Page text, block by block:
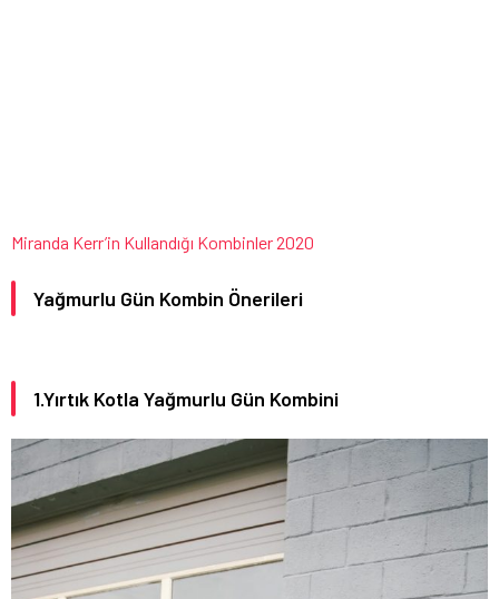
Miranda Kerr’in Kullandığı Kombinler 2020
Yağmurlu Gün Kombin Önerileri
1.Yırtık Kotla Yağmurlu Gün Kombini